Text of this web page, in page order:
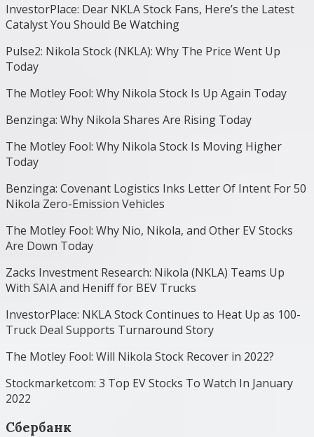
InvestorPlace: Dear NKLA Stock Fans, Here’s the Latest
Catalyst You Should Be Watching
Pulse2: Nikola Stock (NKLA): Why The Price Went Up
Today
The Motley Fool: Why Nikola Stock Is Up Again Today
Benzinga: Why Nikola Shares Are Rising Today
The Motley Fool: Why Nikola Stock Is Moving Higher
Today
Benzinga: Covenant Logistics Inks Letter Of Intent For 50
Nikola Zero-Emission Vehicles
The Motley Fool: Why Nio, Nikola, and Other EV Stocks
Are Down Today
Zacks Investment Research: Nikola (NKLA) Teams Up
With SAIA and Heniff for BEV Trucks
InvestorPlace: NKLA Stock Continues to Heat Up as 100-
Truck Deal Supports Turnaround Story
The Motley Fool: Will Nikola Stock Recover in 2022?
Stockmarketcom: 3 Top EV Stocks To Watch In January
2022
Сбербанк